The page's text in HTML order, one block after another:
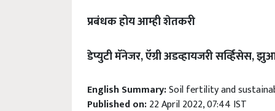
प्रबंधक होय आम्ही शेतकरी
डेप्युटी मॅनेजर, ऍग्री अडव्हायजरी सर्व्हिसेस,
English Summary:Soil fertility and
Published on: 22 April 2022, 07:44 IST